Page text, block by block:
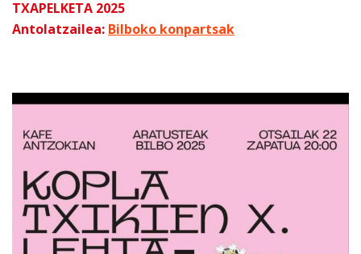
TXAPELKETA 2025
Antolatzailea: Bilboko konpartsak